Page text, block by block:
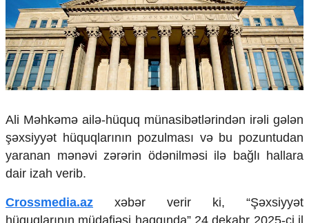
Çarpaz baxış
Təhlil
Siyasi
Geosiyasi
İqtisadi
Araşdırma
Multimedia
Foto
İnfoqrafika
Podcast
Ali Məhkəmə ailə-hüquq münasibətlərindən irəli gələn
şəxsiyyət hüquqlarının pozulması və bu pozuntudan
yaranan mənəvi zərərin ödənilməsi ilə bağlı hallara
dair izah verib.
Crossmedia.az xəbər verir ki, “Şəxsiyyət
hüquqlarının müdafiəsi haqqında” 24 dekabr 2025-ci il